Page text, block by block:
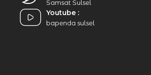
Samsat Sulsel
Youtube :
bapenda sulsel